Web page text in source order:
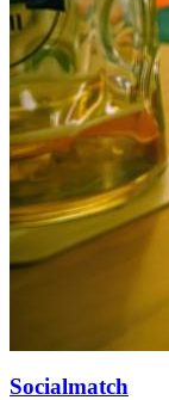
Socialmatch